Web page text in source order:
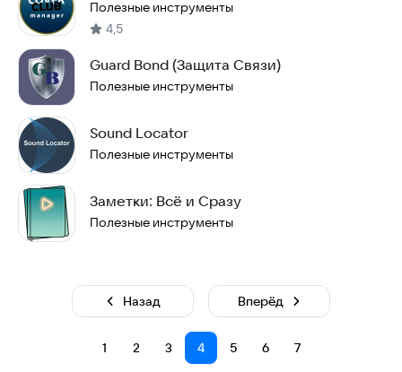
Полезные инструменты
4,5
Guard Bond (Защита Связи)
Полезные инструменты
Sound Locator
Полезные инструменты
Заметки: Всё и Сразу
Полезные инструменты
Назад
1 2 3 4 5 6 7
Вперёд